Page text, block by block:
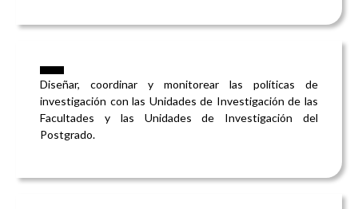
Diseñar, coordinar y monitorear las políticas de
investigación con las Unidades de Investigación de las
Facultades y las Unidades de Investigación del
Postgrado.